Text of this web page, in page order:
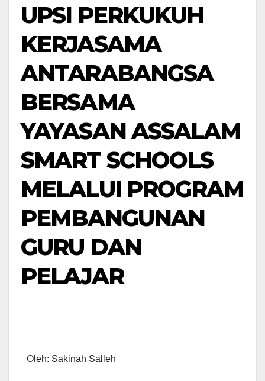
UPSI PERKUKUH
KERJASAMA
ANTARABANGSA
BERSAMA
YAYASAN ASSALAM
SMART SCHOOLS
MELALUI PROGRAM
PEMBANGUNAN
GURU DAN
PELAJAR
Oleh: Sakinah Salleh